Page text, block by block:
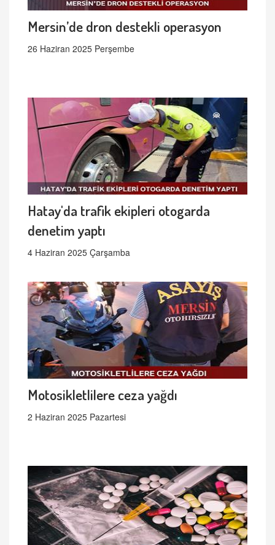
Mersin’de dron destekli operasyon
26 Haziran 2025 Perşembe
Hatay'da trafik ekipleri otogarda
denetim yaptı
4 Haziran 2025 Çarşamba
Motosikletlilere ceza yağdı
2 Haziran 2025 Pazartesi